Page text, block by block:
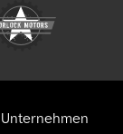
Unternehmen